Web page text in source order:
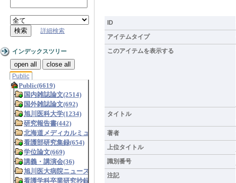
詳細検索
インデックスツリー
open all close all
Public
ID
アイテムタイプ
このアイテムを表示する
タイトル
著者
上位タイトル
識別番号
注記